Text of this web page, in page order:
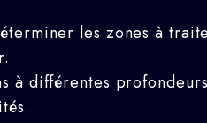
les zones à
à différentes